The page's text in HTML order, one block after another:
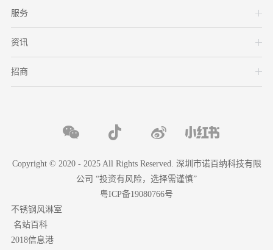
服务
资讯
招商
Copyright © 2020 - 2025 All Rights Reserved. 深圳市诺百纳科技有限
公司 “投资有风险，选择需谨慎”
粤ICP备19080766号
不锈钢风淋室
名站百科
2018信息港